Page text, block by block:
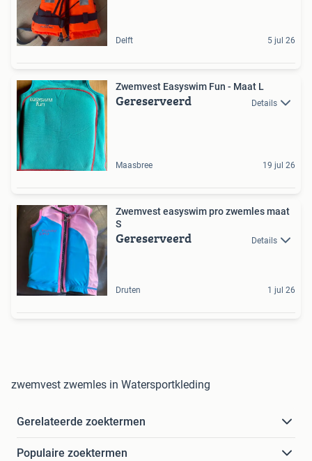
Delft 5 jul 26
Zwemvest Easyswim Fun - Maat L
Gereserveerd Details
Maasbree 19 jul 26
Zwemvest easyswim pro zwemles maat
S
Gereserveerd Details
Druten 1 jul 26
zwemvest zwemles in Watersportkleding
Gerelateerde zoektermen
Populaire zoektermen